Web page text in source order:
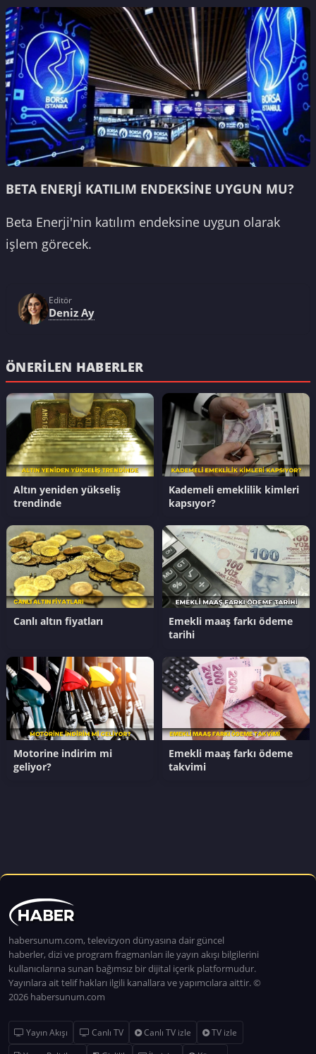
BETA ENERJİ KATILIM ENDEKSİNE UYGUN MU?
Beta Enerji'nin katılım endeksine uygun olarak
işlem görecek.
Editör
Deniz Ay
ÖNERILEN HABERLER
Altın yeniden yükseliş
trendinde
Kademeli emeklilik kimleri
kapsıyor?
Canlı altın fiyatları
Emekli maaş farkı ödeme
tarihi
Motorine indirim mi
geliyor?
Emekli maaş farkı ödeme
takvimi
habersunum.com, televizyon dünyasına dair güncel
haberler, dizi ve program fragmanları ile yayın akışı bilgilerini
kullanıcılarına sunan bağımsız bir dijital içerik platformudur.
Yayınlara ait telif hakları ilgili kanallara ve yapımcılara aittir. ©
2026 habersunum.com
Yayın Akışı Canlı TV Canlı TV izle
TV izle